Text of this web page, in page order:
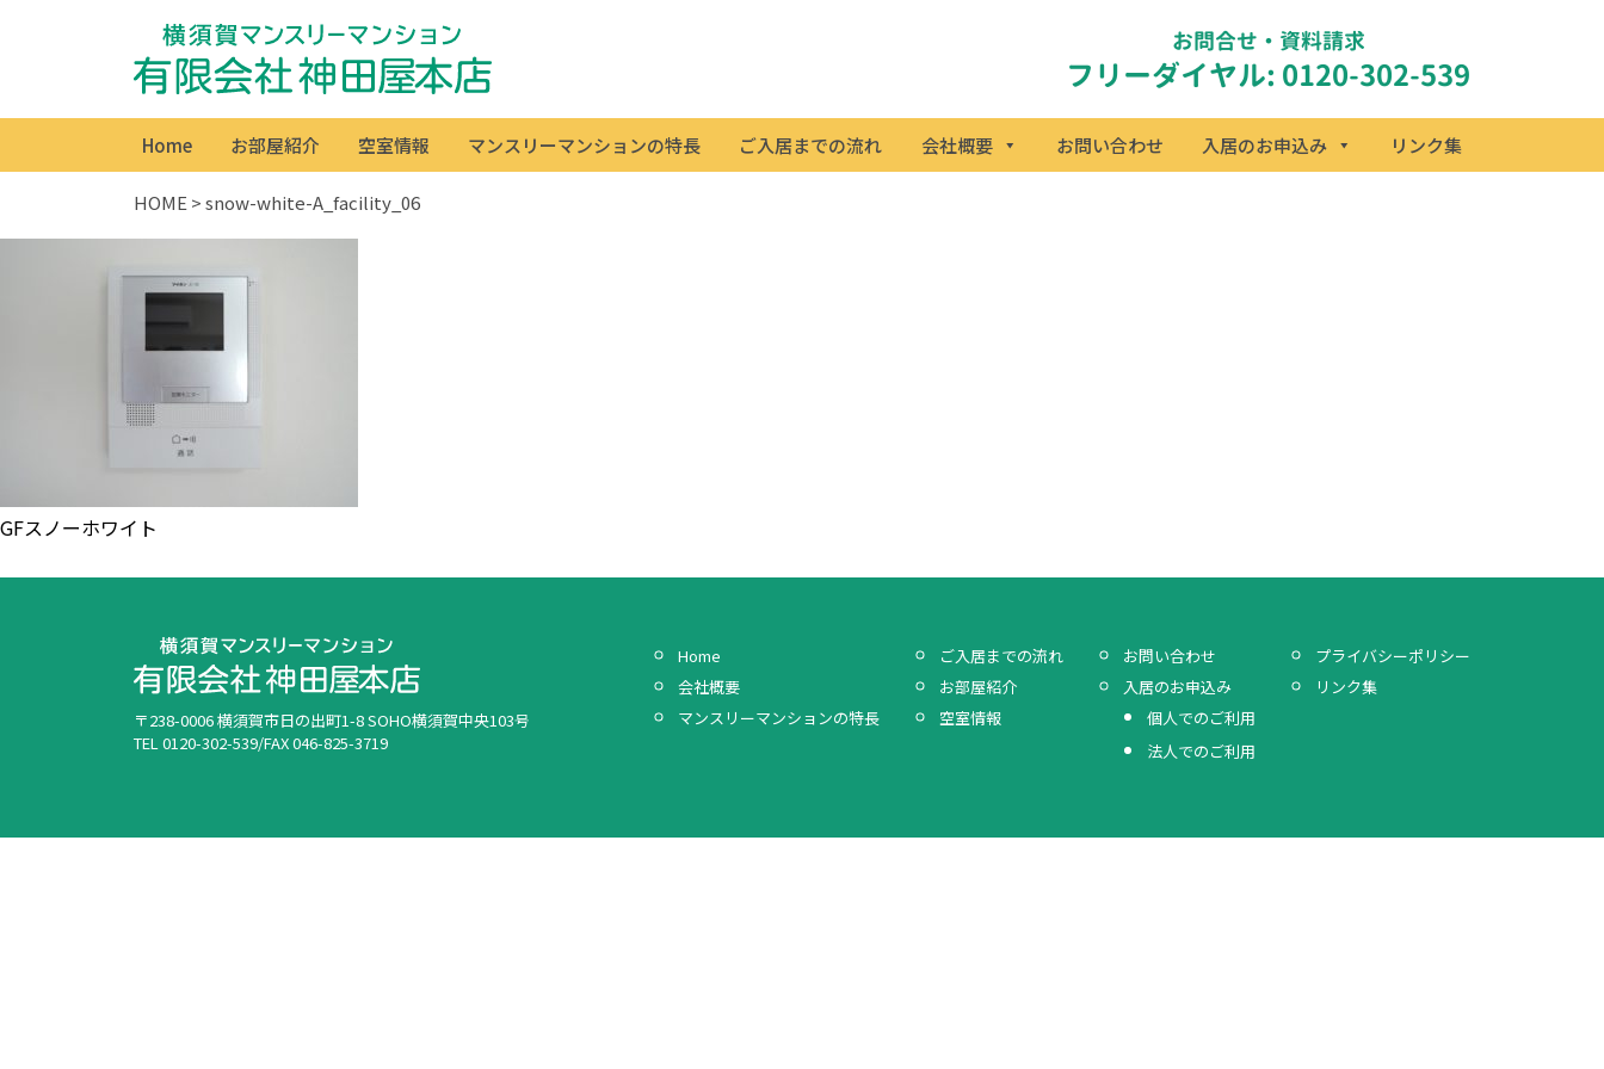
お問合せ・資料請求
フリーダイヤル: 0120-302-539
Home お部屋紹介 空室情報 マンスリーマンションの特長 ご入居までの流れ 会社概要 お問い合わせ 入居のお申込み リンク集
HOME >snow-white-A_facility_06
GFスノーホワイト
〒238-0006 横須賀市日の出町1-8 SOHO横須賀中央103号
TEL 0120-302-539/FAX 046-825-3719
Home
会社概要
マンスリーマンションの特長
ご入居までの流れ
お部屋紹介
空室情報
お問い合わせ
入居のお申込み
個人でのご利用
法人でのご利用
プライバシーポリシー
リンク集